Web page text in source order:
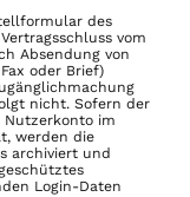
des
vom
Absendung von
oder Brief)
nicht. Sofern der
Nutzerkonto im
werden die
archiviert und
Login-Daten